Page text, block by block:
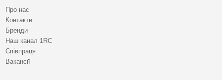
Про нас
Контакти
Бренди
Наш канал 1RC
Співпраця
Вакансії